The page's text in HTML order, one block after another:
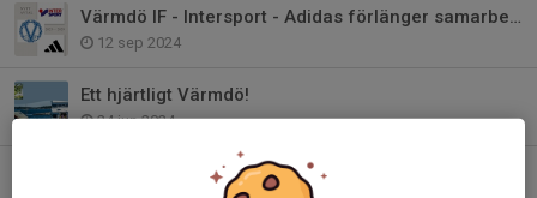
Värmdö IF - Intersport - Adidas förlänger samarbetet!
12 sep 2024
Ett hjärtligt Värmdö!
24 jun 2024
Bli medlem i Club 1948 - Värmdö IF:s Vänner